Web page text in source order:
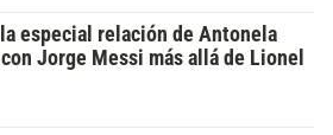
especial relación de Antonela
Jorge Messi más allá de Lionel